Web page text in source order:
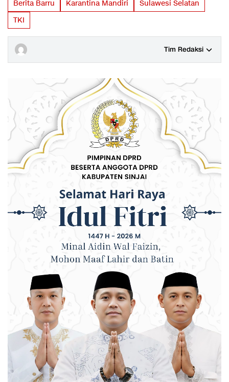
Berita Barru Karantina Mandiri
Sulawesi Selatan
TKI
Tim Redaksi